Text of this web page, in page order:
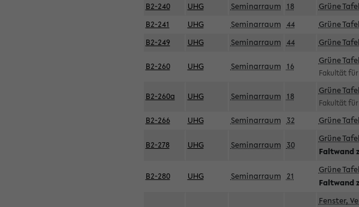
B2-240
UHG Seminarraum 18 Grüne
B2-241
UHG Seminarraum 44 Grüne
B2-249
UHG Seminarraum 44 Grüne
B2-260 UHG Seminarraum 16
Grüne
Fakultät
B2-260a UHG Seminarraum 18
Grüne
Fakultät
B2-266 UHG Seminarraum 32 Grüne
B2-278 UHG Seminarraum 30
Grüne
Faltwand
B2-280 UHG Seminarraum 21
Grüne
Faltwand
Fenster,